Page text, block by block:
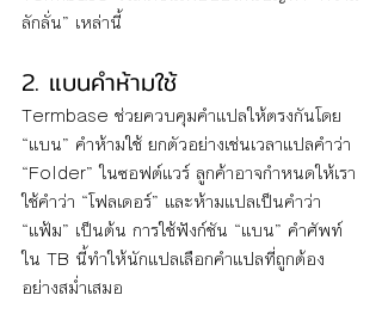
ลักลั่น” เหล่านี้
2. แบนคำห้ามใช้
Termbase ช่วยควบคุมคำแปลให้ตรงกันโดย
“แบน” คำห้ามใช้ ยกตัวอย่างเช่นเวลาแปลคำว่า
“Folder” ในซอฟต์แวร์ ลูกค้าอาจกำหนดให้เรา
ใช้คำว่า “โฟลเดอร์” และห้ามแปลเป็นคำว่า
“แฟ้ม” เป็นต้น การใช้ฟังก์ชัน “แบน” คำศัพท์
ใน TB นี้ทำให้นักแปลเลือกคำแปลที่ถูกต้อง
อย่างสม่ำเสมอ